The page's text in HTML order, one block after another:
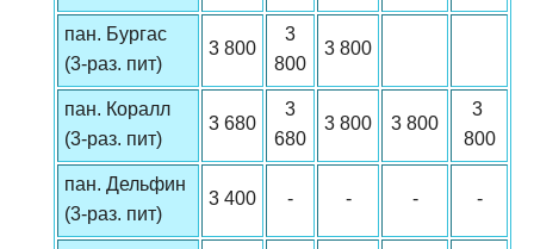
пан. Бургас
(3-раз. пит)
3 800
3
800
3 800
пан. Коралл
(3-раз. пит)
3 680
3
680
3 800 3 800
3
800
пан. Дельфин
(3-раз. пит)
3 400 - - - -